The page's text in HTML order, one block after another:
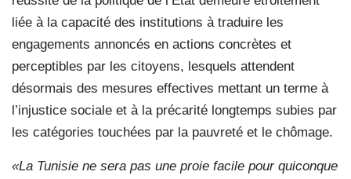
liée à la capacité des institutions à traduire les
engagements annoncés en actions concrètes et
perceptibles par les citoyens, lesquels attendent
désormais des mesures effectives mettant un terme à
l’injustice sociale et à la précarité longtemps subies par
les catégories touchées par la pauvreté et le chômage.
«La Tunisie ne sera pas une proie facile pour quiconque